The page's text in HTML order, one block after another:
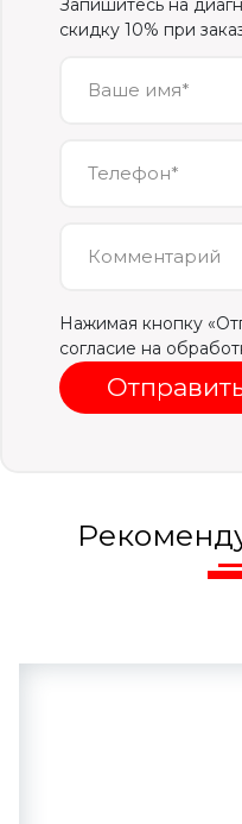
Запишитесь на
скидку 10% при
Ваше имя*
Телефон*
Комментарий
Нажимая кнопку
согласие на